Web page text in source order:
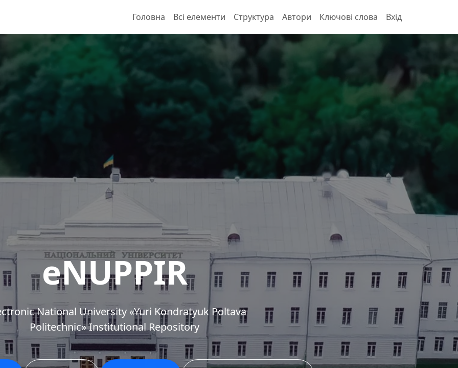
Головна Всі елементи Структура Автори Ключові слова Вхід
eNUPPIR
National University «Yuri Kondratyuk Poltava
Politechnic» Institutional Repository